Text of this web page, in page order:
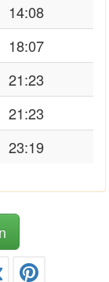
14:08
18:07
21:23
21:23
23:19